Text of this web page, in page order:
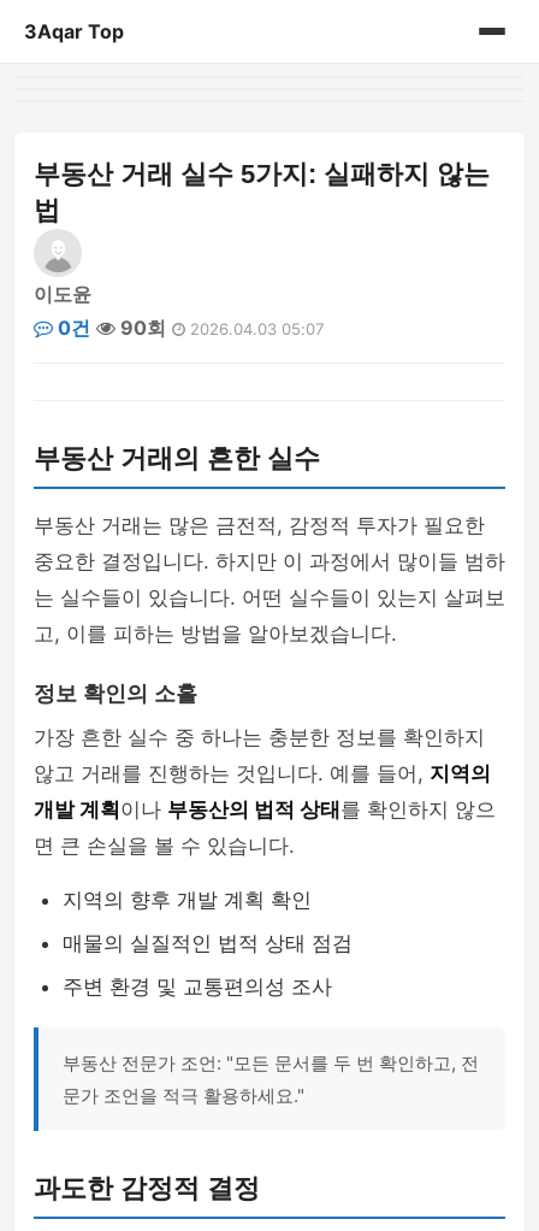
3Aqar Top
부동산 거래 실수 5가지: 실패하지 않는
법
이도윤
0건
90회 2026.04.03 05:07
부동산 거래의 흔한 실수
부동산 거래는 많은 금전적, 감정적 투자가 필요한
중요한 결정입니다. 하지만 이 과정에서 많이들 범하
는 실수들이 있습니다. 어떤 실수들이 있는지 살펴보
고, 이를 피하는 방법을 알아보겠습니다.
정보 확인의 소홀
가장 흔한 실수 중 하나는 충분한 정보를 확인하지
않고 거래를 진행하는 것입니다. 예를 들어, 지역의
개발 계획 이나 부동산의 법적 상태 를 확인하지 않으
면 큰 손실을 볼 수 있습니다.
지역의 향후 개발 계획 확인
매물의 실질적인 법적 상태 점검
주변 환경 및 교통편의성 조사
부동산 전문가 조언: "모든 문서를 두 번 확인하고, 전
문가 조언을 적극 활용하세요."
과도한 감정적 결정